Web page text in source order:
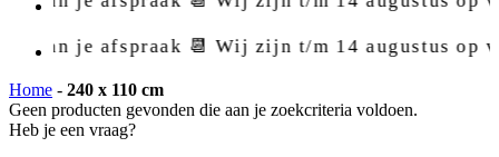
Plan je afspraak 📆 Wij zijn t/m 14 augustus op
Home - 240 x 110 cm
Geen producten gevonden die aan je zoekcriteria voldoen.
Heb je een vraag?